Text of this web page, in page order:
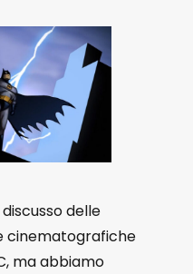
delle
cinematografiche
ma abbiamo